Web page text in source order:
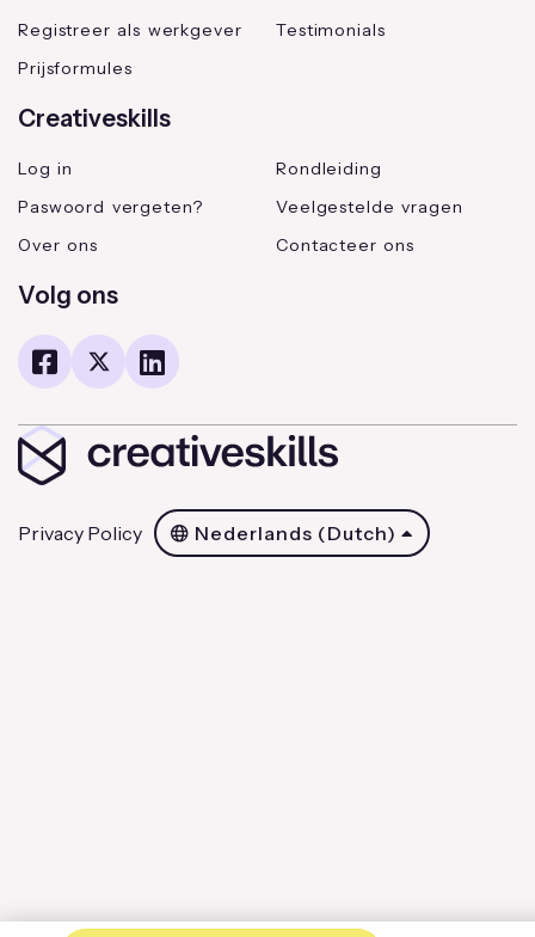
Registreer als werkgever
Prijsformules
Testimonials
Creativeskills
Log in
Paswoord vergeten?
Over ons
Rondleiding
Veelgestelde vragen
Contacteer ons
Volg ons
Privacy Policy Nederlands (Dutch)